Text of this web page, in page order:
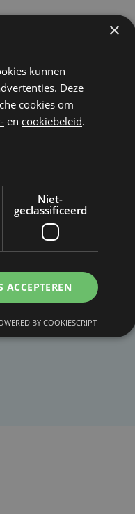
×
kunnen
Deze
cookies om
en cookiebeleid.
Niet-
geclassificeerd
ACCEPTEREN
BY COOKIESCRIPT